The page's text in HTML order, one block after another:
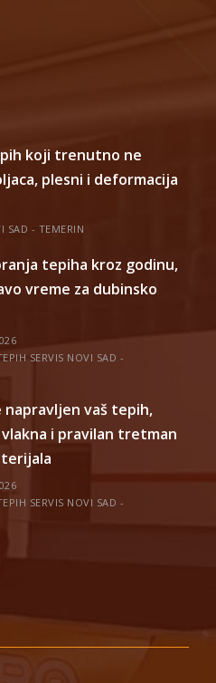
koji trenutno ne
plesni i deformacija
SAD - TEMERIN
tepiha kroz godinu,
vreme za dubinsko
SERVIS NOVI SAD -
napravljen vaš tepih,
i pravilan tretman
SERVIS NOVI SAD -